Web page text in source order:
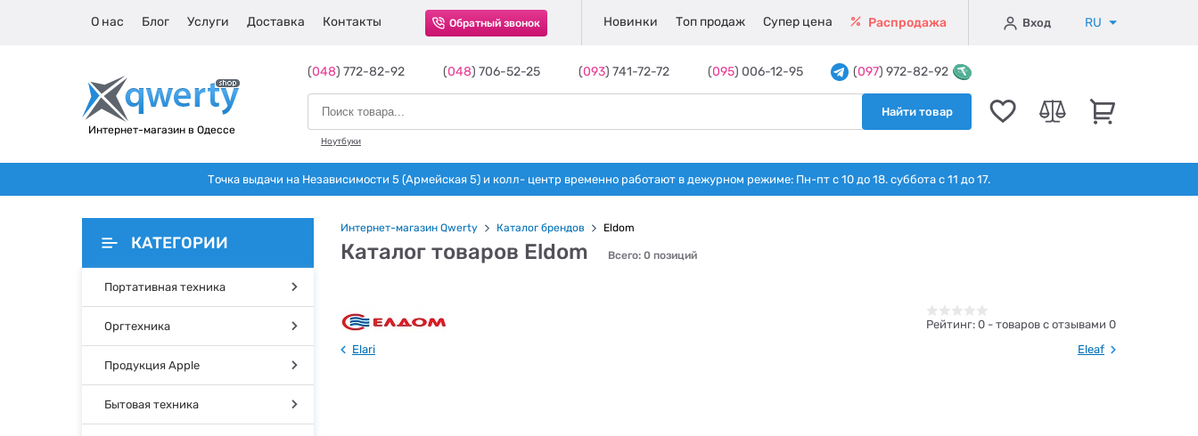
О нас Блог Услуги Доставка Контакты Обратный звонок Новинки Топ продаж Супер цена Распродажа Вход RU
Интернет-магазин в Одессе
(048) 772-82-92 (048) 706-52-25 (093) 741-72-72 (095) 006-12-95 (097) 972-82-92
Найти товар
Ноутбуки
Точка выдачи на Независимости 5 (Армейская 5) и колл- центр временно работают в дежурном режиме: Пн-пт с 10 до 18. суббота с 11 до 17.
КАТЕГОРИИ
Портативная техника
Оргтехника
Продукция Apple
Бытовая техника
Интернет-магазин Qwerty Каталог брендов Eldom
Каталог товаров Eldom Всего: 0 позиций
Рейтинг: 0 - товаров с отзывами 0
Elari
Eleaf